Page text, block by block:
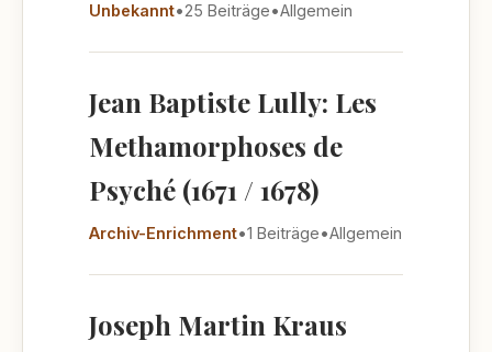
Unbekannt•25 Beiträge•Allgemein
Jean Baptiste Lully: Les
Methamorphoses de
Psyché (1671 / 1678)
Archiv-Enrichment•1 Beiträge•Allgemein
Joseph Martin Kraus